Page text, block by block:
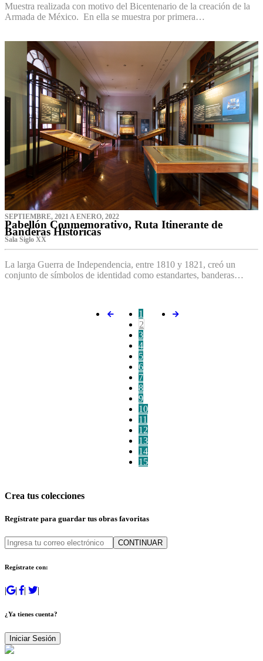
Muestra realizada con motivo del Bicentenario de la creación de la
Armada de México. En ella se muestra por primera…
SEPTIEMBRE, 2021 A ENERO, 2022
Pabellón Conmemorativo, Ruta Itinerante de
Banderas Históricas
Sala Siglo XX
La larga Guerra de Independencia, entre 1810 y 1821, creó un
conjunto de símbolos de identidad como estandartes, banderas…
1
2
3
4
5
6
7
8
9
10
11
12
13
14
15
Crea tus colecciones
Regístrate para guardar tus obras favoritas
CONTINUAR
Regístrate con:
| | | |
¿Ya tienes cuenta?
Iniciar Sesión